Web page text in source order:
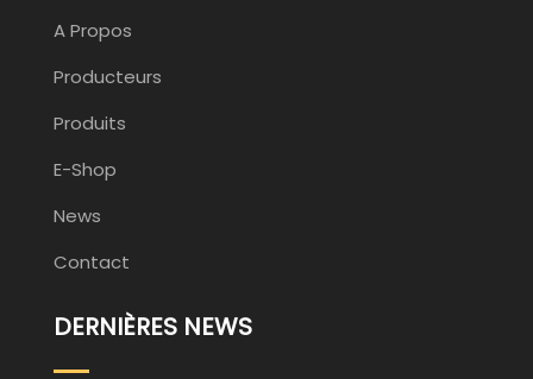
A Propos
Producteurs
Produits
E-Shop
News
Contact
DERNIÈRES NEWS